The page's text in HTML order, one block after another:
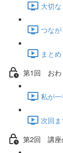
大切
つな
まと
第1回 おわ
私が
次回
第2回 講座